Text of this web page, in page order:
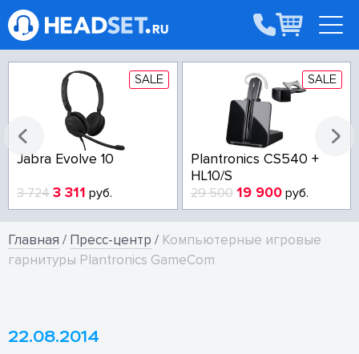
SALE
Jabra Evolve 10
3 724 3 311 руб.
SALE
Plantronics CS540 +
HL10/S
29 500 19 900руб.
Главная / Пресс-центр / Компьютерные игровые
гарнитуры Plantronics GameCom
22.08.2014